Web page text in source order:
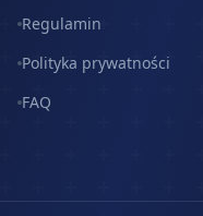
Regulamin
Polityka prywatności
FAQ